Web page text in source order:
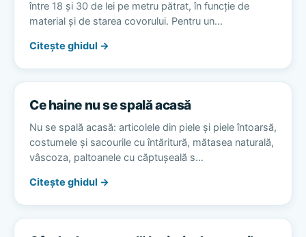
între 18 și 30 de lei pe metru pătrat, în funcție de
material și de starea covorului. Pentru un…
Citește ghidul →
Ce haine nu se spală acasă
Nu se spală acasă: articolele din piele și piele întoarsă,
costumele și sacourile cu întăritură, mătasea naturală,
vâscoza, paltoanele cu căptușeală s…
Citește ghidul →